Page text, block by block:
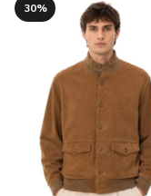
30%